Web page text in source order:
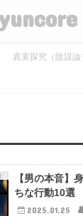
真実探究（陰謀論
【男の本音】
ちな行動10選
2025.01.25